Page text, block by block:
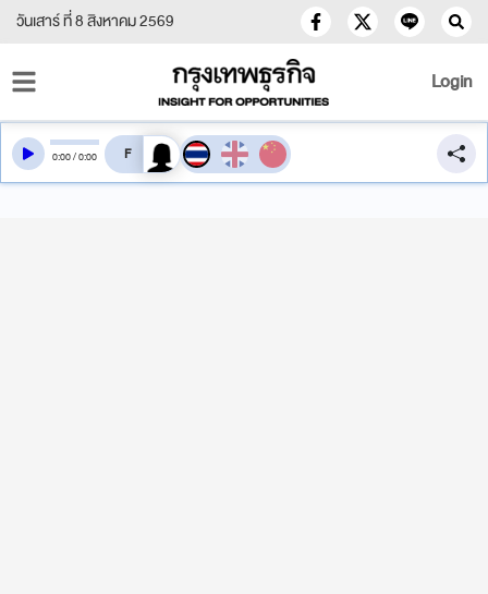
วันเสาร์ ที่ 8 สิงหาคม 2569
Login
0:00/0:00 สลับเสียงอ่าน